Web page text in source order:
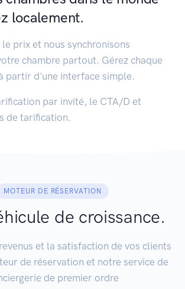
localement.
prix et nous synchronisons
chambre partout. Gérez chaque
partir d'une interface simple.
par invité, le CTA/D et
de tarification.
MOTEUR DE RÉSERVATION
de croissance.
et la satisfaction de vos clients
de réservation et notre service de
de premier ordre